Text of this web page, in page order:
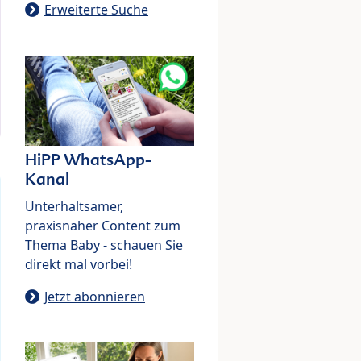
Erweiterte Suche
HiPP WhatsApp-
Kanal
Unterhaltsamer,
praxisnaher Content zum
Thema Baby - schauen Sie
direkt mal vorbei!
Jetzt abonnieren